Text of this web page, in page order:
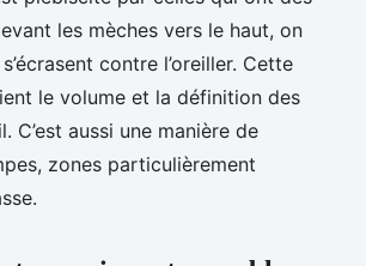
les mèches vers le haut, on
contre l’oreiller. Cette
le volume et la définition des
C’est aussi une manière de
zones particulièrement